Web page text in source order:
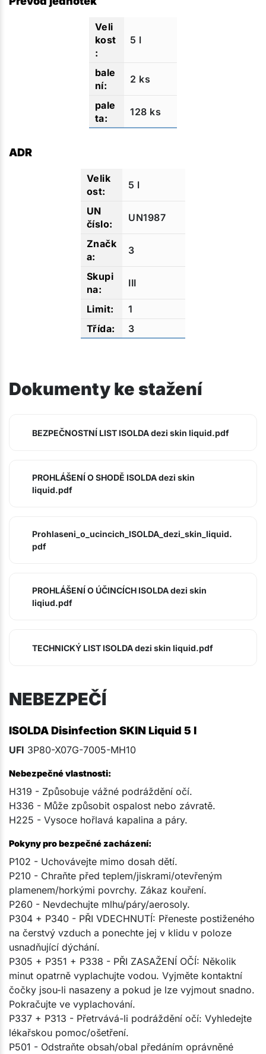
5 l
2 ks
128 ks
ADR
5 l
UN1987
3
III
1
3
Dokumenty ke stažení
BEZPEČNOSTNÍ LIST ISOLDA dezi skin liquid.pdf
PROHLÁŠENÍ O SHODĚ ISOLDA dezi skin
liquid.pdf
Prohlaseni_o_ucincich_ISOLDA_dezi_skin_liquid.
pdf
PROHLÁŠENÍ O ÚČINCÍCH ISOLDA dezi skin
liqiud.pdf
TECHNICKÝ LIST ISOLDA dezi skin liquid.pdf
NEBEZPEČÍ
ISOLDA Disinfection SKIN Liquid 5 l
UFI 3P80-X07G-7005-MH10
Nebezpečné vlastnosti:
H319 - Způsobuje vážné podráždění očí.
H336 - Může způsobit ospalost nebo závratě.
H225 - Vysoce hořlavá kapalina a páry.
Pokyny pro bezpečné zacházení:
P102 - Uchovávejte mimo dosah dětí.
P210 - Chraňte před teplem/jiskrami/otevřeným
plamenem/horkými povrchy. Zákaz kouření.
P260 - Nevdechujte mlhu/páry/aerosoly.
P304 + P340 - PŘI VDECHNUTÍ: Přeneste postiženého
na čerstvý vzduch a ponechte jej v klidu v poloze
usnadňující dýchání.
P305 + P351 + P338 - PŘI ZASAŽENÍ OČÍ: Několik
minut opatrně vyplachujte vodou. Vyjměte kontaktní
čočky jsou-li nasazeny a pokud je lze vyjmout snadno.
Pokračujte ve vyplachování.
P337 + P313 - Přetrvává-li podráždění očí: Vyhledejte
lékařskou pomoc/ošetření.
P501 - Odstraňte obsah/obal předáním oprávněné